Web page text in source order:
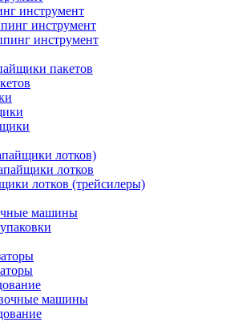
инструмент
инструмент
инструмент
пакетов
лотков)
лотков
лотков (трейсилеры)
машины
машины